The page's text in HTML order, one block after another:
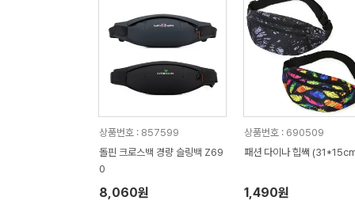
상품번호 : 857599
돌핀 크로스백 경량 슬링백 Z69
0
8,060원
상품번호 : 690509
패션 다이나 힙쌕
1,490원